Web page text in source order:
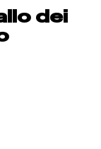
dei